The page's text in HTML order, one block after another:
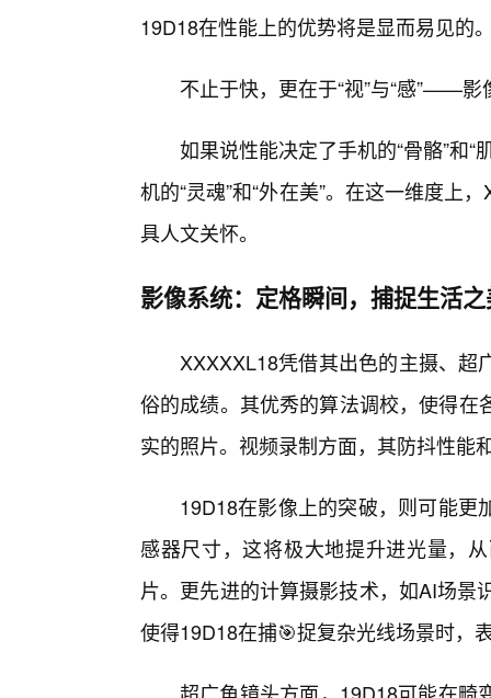
19D18在性能上的优势将是显而易见的
不止于快，更在于“视”与“感”——
如果说性能决定了手机的“骨骼”和
机的“灵魂”和“外在美”。在这一维度上
具人文关怀。
影像系统：定格瞬间，捕捉生活
XXXXXL18凭借其出色的主摄、
俗的成绩。其优秀的算法调校，使得
实的照片。视频录制方面，其防抖性能
19D18在影像上的突破，则可能更
感器尺寸，这将极大地提升进光量，
片。更先进的计算摄影技术，如AI场
使得19D18在捕🎯捉复杂光线场景时，
超广角镜头方面，19D18可能在畸